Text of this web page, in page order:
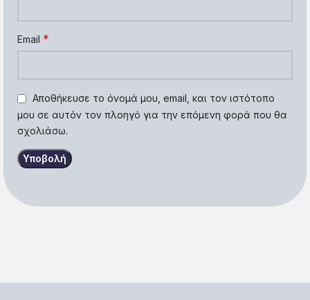
Email *
Αποθήκευσε το όνομά μου, email, και τον ιστότοπο
μου σε αυτόν τον πλοηγό για την επόμενη φορά που θα
σχολιάσω.